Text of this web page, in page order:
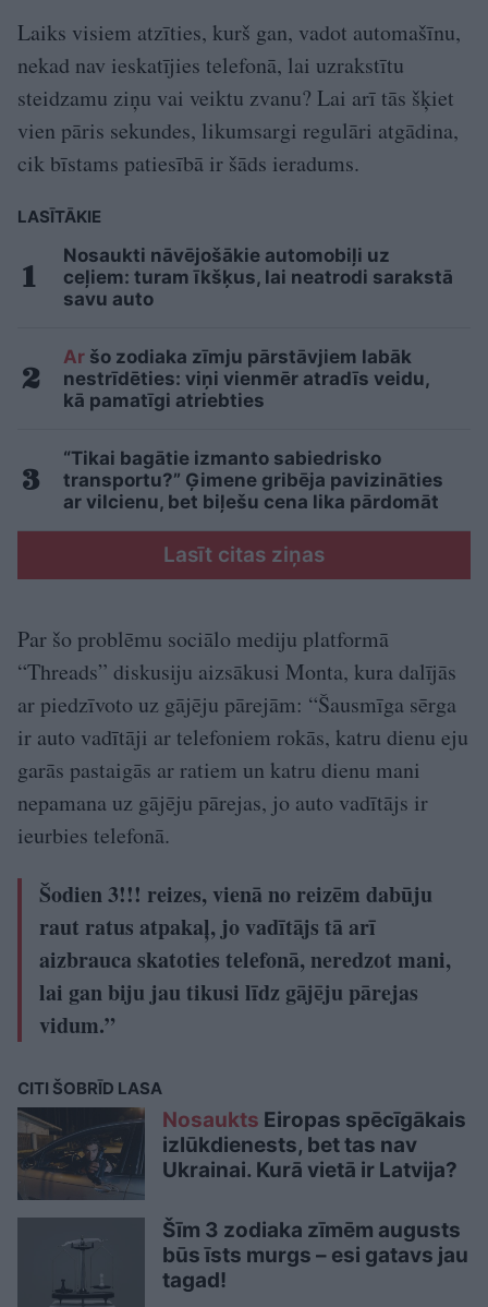
Laiks visiem atzīties, kurš gan, vadot automašīnu,
nekad nav ieskatījies telefonā, lai uzrakstītu
steidzamu ziņu vai veiktu zvanu? Lai arī tās šķiet
vien pāris sekundes, likumsargi regulāri atgādina,
cik bīstams patiesībā ir šāds ieradums.
LASĪTĀKIE
Nosaukti nāvējošākie automobiļi uz
ceļiem: turam īkšķus, lai neatrodi sarakstā
savu auto
Ar šo zodiaka zīmju pārstāvjiem labāk
nestrīdēties: viņi vienmēr atradīs veidu,
kā pamatīgi atriebties
“Tikai bagātie izmanto sabiedrisko
transportu?” Ģimene gribēja pavizināties
ar vilcienu, bet biļešu cena lika pārdomāt
Lasīt citas ziņas
Par šo problēmu sociālo mediju platformā
“Threads” diskusiju aizsākusi Monta, kura dalījās
ar piedzīvoto uz gājēju pārejām: “Šausmīga sērga
ir auto vadītāji ar telefoniem rokās, katru dienu eju
garās pastaigās ar ratiem un katru dienu mani
nepamana uz gājēju pārejas, jo auto vadītājs ir
ieurbies telefonā.
Šodien 3!!! reizes, vienā no reizēm dabūju
raut ratus atpakaļ, jo vadītājs tā arī
aizbrauca skatoties telefonā, neredzot mani,
lai gan biju jau tikusi līdz gājēju pārejas
vidum.”
CITI ŠOBRĪD LASA
Nosaukts Eiropas spēcīgākais
izlūkdienests, bet tas nav
Ukrainai. Kurā vietā ir Latvija?
Šīm 3 zodiaka zīmēm augusts
būs īsts murgs – esi gatavs jau
tagad!